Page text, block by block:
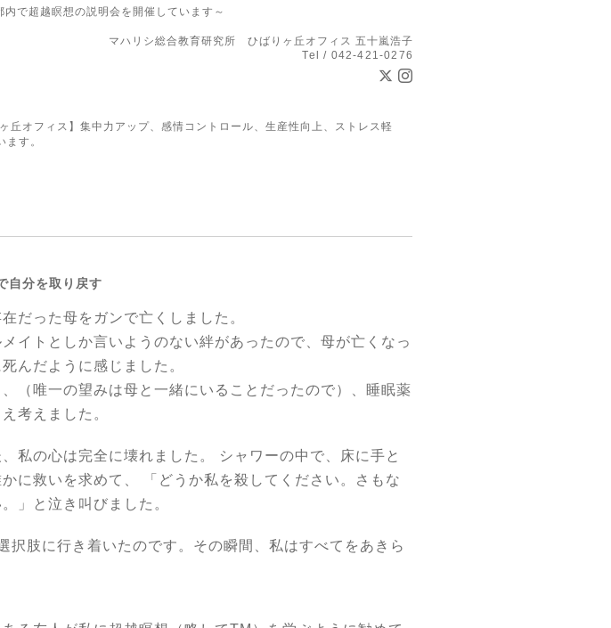
で超越瞑想の説明会を開催しています～
マハリシ総合教育研究所 ひばりヶ丘オフィス 五十嵐浩子
Tel / 042-421-0276
オフィス】集中力アップ、感情コントロール、生産性向上、ストレス軽
す。
自分を取り戻す
だった母をガンで亡くしました。
イトとしか言いようのない絆があったので、母が亡くなっ
んだように感じました。
（唯一の望みは母と一緒にいることだったので）、睡眠薬
考えました。
私の心は完全に壊れました。
シャワーの中で、床に手と
に救いを求めて、 「どうか私を殺してください。さもな
」と泣き叫びました。
択肢に行き着いたのです。その瞬間、私はすべてをあきら